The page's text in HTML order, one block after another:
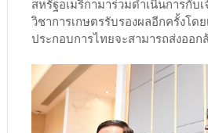
สหรัฐอเมริกามาร่วมดำเนินการกับ
วิชาการเกษตรรับรองผลอีกครั้งโด
ประกอบการไทยจะสามารถส่งออ